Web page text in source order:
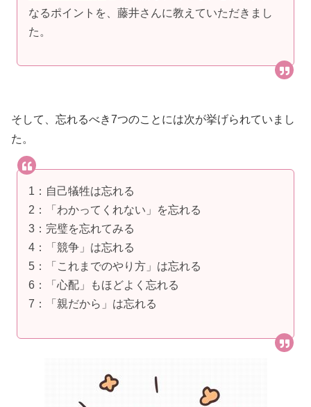
なるポイントを、藤井さんに教えていただきまし
た。
そして、忘れるべき7つのことには次が挙げられていまし
た。
1：自己犠牲は忘れる
2：「わかってくれない」を忘れる
3：完璧を忘れてみる
4：「競争」は忘れる
5：「これまでのやり方」は忘れる
6：「心配」もほどよく忘れる
7：「親だから」は忘れる